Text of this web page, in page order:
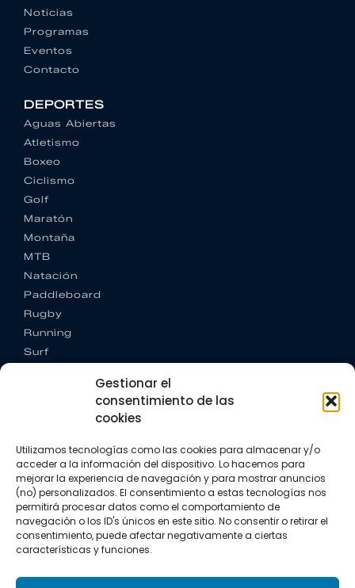
Gestionar el
consentimiento de las
cookies
Utilizamos tecnologías como las cookies para almacenar y/o
acceder a la información del dispositivo. Lo hacemos para
mejorar la experiencia de navegación y para mostrar anuncios
(no) personalizados. El consentimiento a estas tecnologías nos
permitirá procesar datos como el comportamiento de
navegación o los ID's únicos en este sitio. No consentir o retirar el
consentimiento, puede afectar negativamente a ciertas
características y funciones.
Noticias
Programas
Eventos
Contacto
DEPORTES
Aguas Abiertas
Atletismo
Boxeo
Ciclismo
Golf
Maratón
Montaña
MTB
Natación
Paddleboard
Rugby
Running
Surf
CONTACTO
+34 662 342 177
info@vkssport.com
SÍGUENOS